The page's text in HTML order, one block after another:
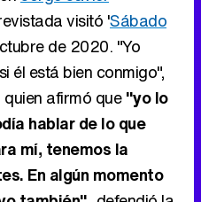
visitó 'Sábado
de 2020. "Yo
él está bien conmigo",
afirmó que"yo lo
hablar de lo que
mí, tenemos la
En algún momento